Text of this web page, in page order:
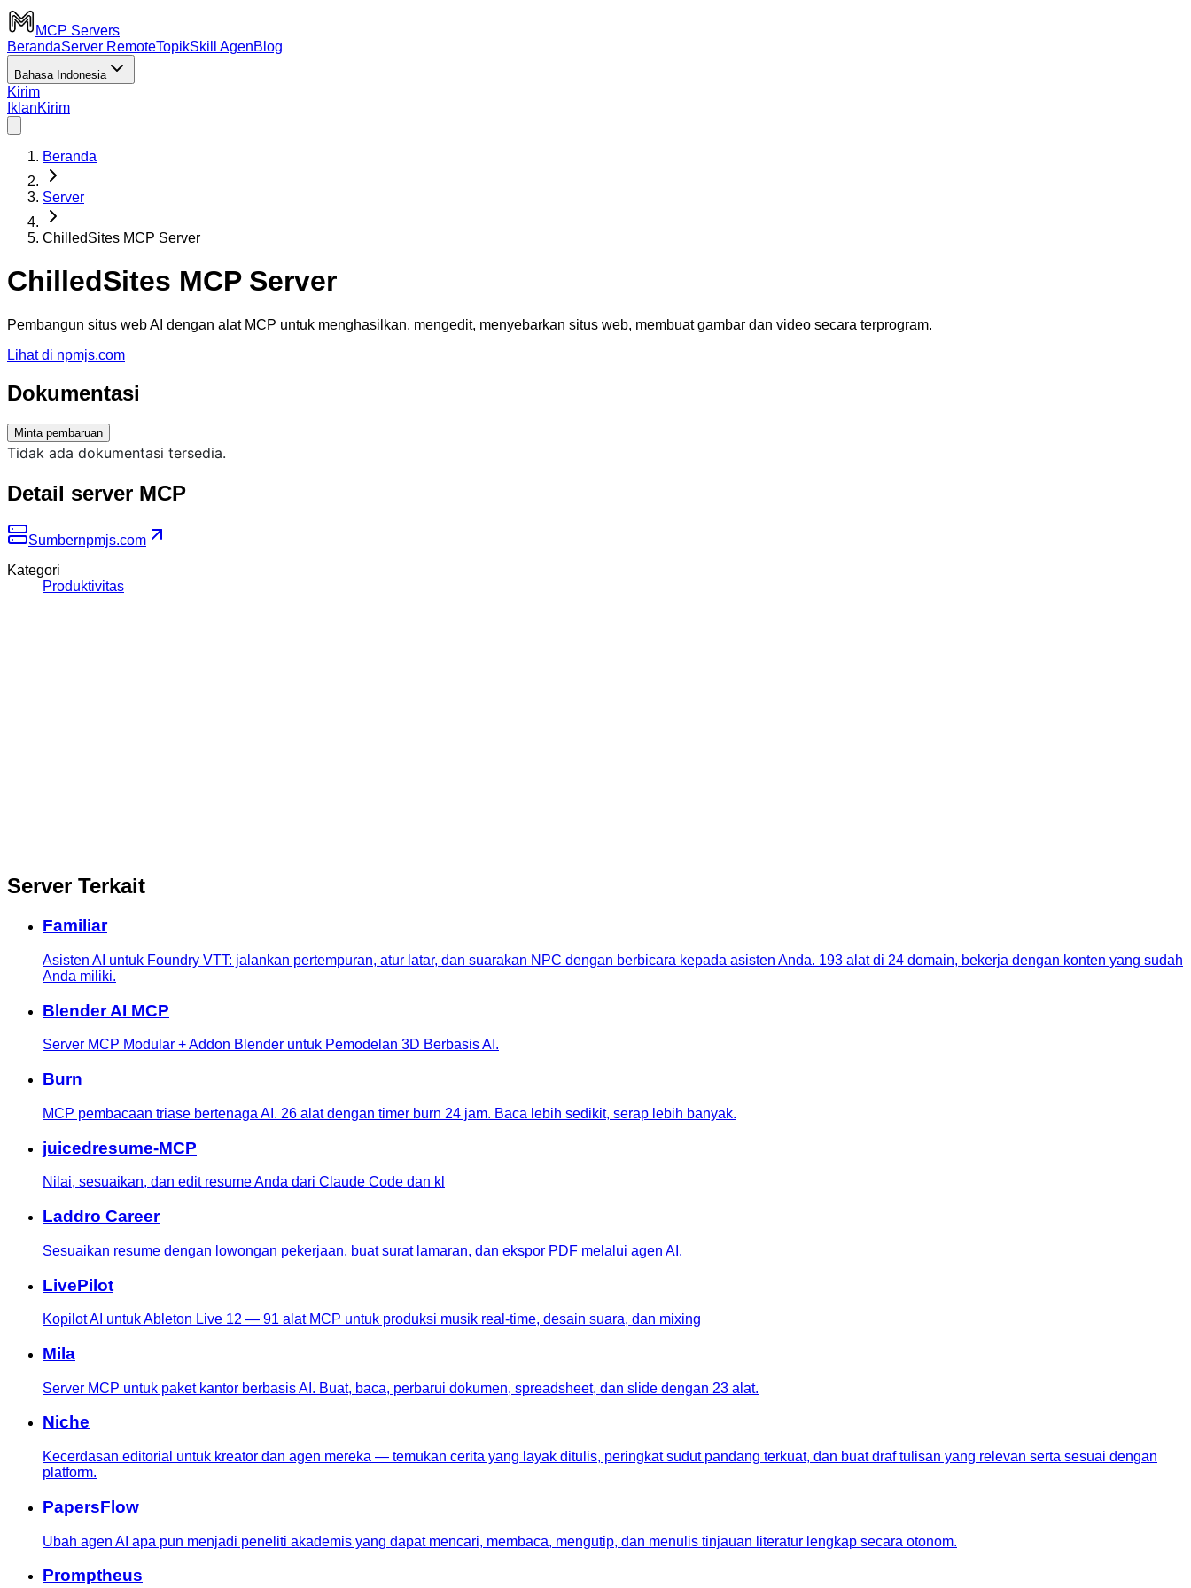
MCP Servers
BerandaServer RemoteTopikSkill AgenBlog
Bahasa Indonesia
Kirim
IklanKirim
Beranda
Server
ChilledSites MCP Server
ChilledSites MCP Server
Pembangun situs web AI dengan alat MCP untuk menghasilkan, mengedit, menyebarkan situs web, membuat gambar dan video secara terprogram.
Lihat di npmjs.com
Dokumentasi
Minta pembaruan
Tidak ada dokumentasi tersedia.
Detail server MCP
Sumbernpmjs.com
Kategori
Produktivitas
Server Terkait
Familiar
Asisten AI untuk Foundry VTT: jalankan pertempuran, atur latar, dan suarakan NPC dengan berbicara kepada asisten Anda. 193 alat di 24 domain, bekerja dengan konten yang sudah
Anda miliki.
Blender AI MCP
Server MCP Modular + Addon Blender untuk Pemodelan 3D Berbasis AI.
Burn
MCP pembacaan triase bertenaga AI. 26 alat dengan timer burn 24 jam. Baca lebih sedikit, serap lebih banyak.
juicedresume-MCP
Nilai, sesuaikan, dan edit resume Anda dari Claude Code dan kl
Laddro Career
Sesuaikan resume dengan lowongan pekerjaan, buat surat lamaran, dan ekspor PDF melalui agen AI.
LivePilot
Kopilot AI untuk Ableton Live 12 — 91 alat MCP untuk produksi musik real-time, desain suara, dan mixing
Mila
Server MCP untuk paket kantor berbasis AI. Buat, baca, perbarui dokumen, spreadsheet, dan slide dengan 23 alat.
Niche
Kecerdasan editorial untuk kreator dan agen mereka — temukan cerita yang layak ditulis, peringkat sudut pandang terkuat, dan buat draf tulisan yang relevan serta sesuai dengan
platform.
PapersFlow
Ubah agen AI apa pun menjadi peneliti akademis yang dapat mencari, membaca, mengutip, dan menulis tinjauan literatur lengkap secara otonom.
Promptheus